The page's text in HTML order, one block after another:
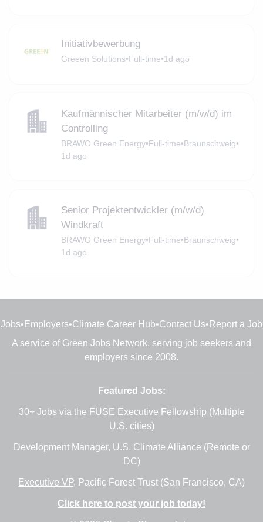
Initiativbewerbung
Greeen Solutions•Full-time•1d ago
Kaufmännischer Mitarbeiter (m/w/d) im
Controlling
BRAWO Green Energy•Full-time•Braunschweig•
1d ago
Senior Projektentwickler (m/w/d)
Windkraft
BRAWO Green Energy•Full-time•Braunschweig•
1d ago
Jobs• Employers•Climate Career Hub•Contact Us• Report a Job
A service of Green Jobs Network, serving job seekers and
employers since 2008.
Featured Jobs:
30+ Jobs via the FUSE Executive Fellowship (Multiple
U.S. cities)
Development Manager, U.S. Climate Alliance (Remote or
DC)
Executive VP, Pacific Forest Trust (San Francisco, CA)
Click here to post your job today!